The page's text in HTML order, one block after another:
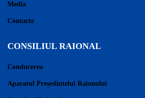
Media
Contacte
CONSILIUL RAIONAL
Conducerea
Aparatul Președintelui Raionului